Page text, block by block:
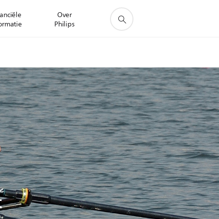
Over
Philips